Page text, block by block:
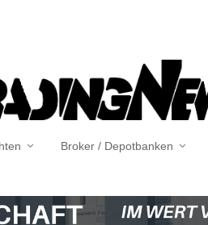
Broker / Depotbanken